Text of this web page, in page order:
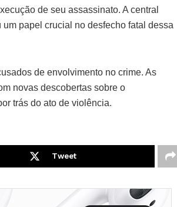
de seu assassinato. A central
papel crucial no desfecho fatal dessa
de envolvimento no crime. As
novas descobertas sobre o
trás do ato de violência.
Tweet